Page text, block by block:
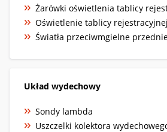
Żarówki oświetlenia tablicy
Oświetlenie tablicy rejestracyjnej
Światła przeciwmgielne
Układ wydechowy
Sondy lambda
Uszczelki kolektora